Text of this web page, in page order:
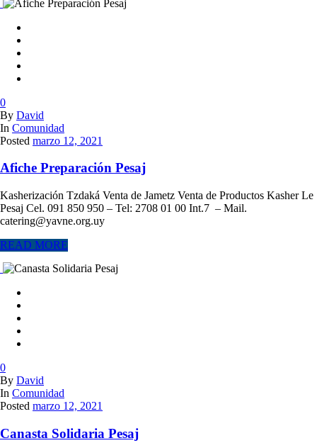
0
By David
In Comunidad
Posted marzo 12, 2021
Afiche Preparación Pesaj
Kasherización Tzdaká Venta de Jametz Venta de Productos Kasher Le
Pesaj Cel. 091 850 950 – Tel: 2708 01 00 Int.7 – Mail.
catering@yavne.org.uy
READ MORE
0
By David
In Comunidad
Posted marzo 12, 2021
Canasta Solidaria Pesaj